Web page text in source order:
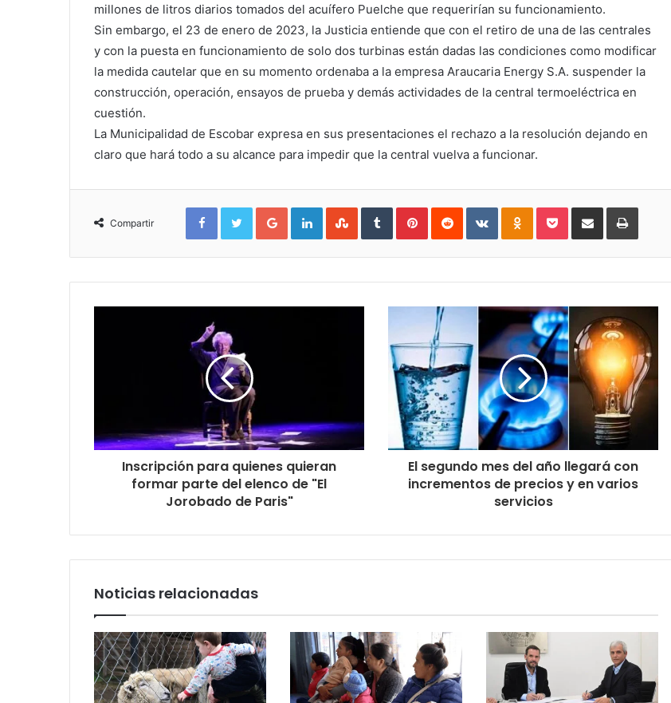
millones de litros diarios tomados del acuífero Puelche que requerirían su funcionamiento.
Sin embargo, el 23 de enero de 2023, la Justicia entiende que con el retiro de una de las centrales
y con la puesta en funcionamiento de solo dos turbinas están dadas las condiciones como modificar
la medida cautelar que en su momento ordenaba a la empresa Araucaria Energy S.A. suspender la
construcción, operación, ensayos de prueba y demás actividades de la central termoeléctrica en
cuestión.
La Municipalidad de Escobar expresa en sus presentaciones el rechazo a la resolución dejando en
claro que hará todo a su alcance para impedir que la central vuelva a funcionar.
Compartir
FacebookTwitterGoogle+LinkedInStumbleUpon
TumblrPinterestReddit VKontakteOdnoklassniki
PocketCompartirImprimir
Inscripción para quienes quieran
formar parte del elenco de "El
Jorobado de Paris"
El segundo mes del año llegará con
incrementos de precios y en varios
servicios
Noticias relacionadas